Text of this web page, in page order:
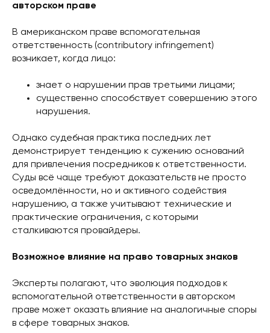
авторском праве
В американском праве вспомогательная
ответственность (contributory infringement)
возникает, когда лицо:
знает о нарушении прав третьими лицами;
существенно способствует совершению этого
нарушения.
Однако судебная практика последних лет
демонстрирует тенденцию к сужению оснований
для привлечения посредников к ответственности.
Суды всё чаще требуют доказательств не просто
осведомлённости, но и активного содействия
нарушению, а также учитывают технические и
практические ограничения, с которыми
сталкиваются провайдеры.
Возможное влияние на право товарных знаков
Эксперты полагают, что эволюция подходов к
вспомогательной ответственности в авторском
праве может оказать влияние на аналогичные споры
в сфере товарных знаков.